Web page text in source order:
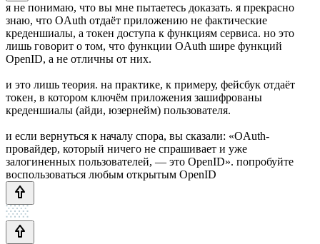
я не понимаю, что вы мне пытаетесь доказать. я прекрасно
знаю, что OAuth отдаёт приложению не фактические
креденшиалы, а токен доступа к функциям сервиса. но это
лишь говорит о том, что функции OAuth шире функций
OpenID, а не отличны от них.
и это лишь теория. на практике, к примеру, фейсбук отдаёт
токен, в котором ключём приложения зашифрованы
креденшиалы (айди, юзернейм) пользователя.
и если вернуться к началу спора, вы сказали: «OAuth-
провайдер, который ничего не спрашивает и уже
залогиненных пользователей, — это OpenID». попробуйте
воспользоваться любым открытым OpenID